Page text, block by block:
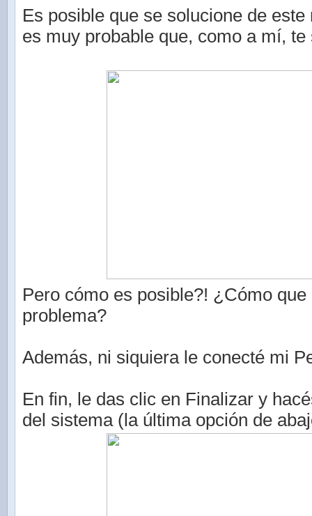
Es posible que se solucione de
es muy probable que, como a mí,
Pero cómo es posible?! ¿Cómo que
problema?
Además, ni siquiera le conecté mi
En fin, le das clic en Finalizar y
del sistema (la última opción de